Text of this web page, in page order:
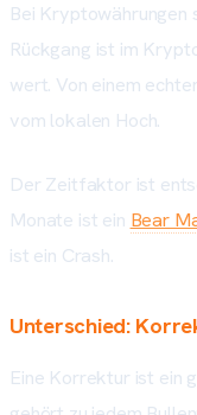
Bei Kryptowährungen
Rückgang ist im
wert. Von einem
vom lokalen Hoch.
Der Zeitfaktor ist
Monate ist ein Bear
ist ein Crash.
Unterschied:
Eine Korrektur ist ein